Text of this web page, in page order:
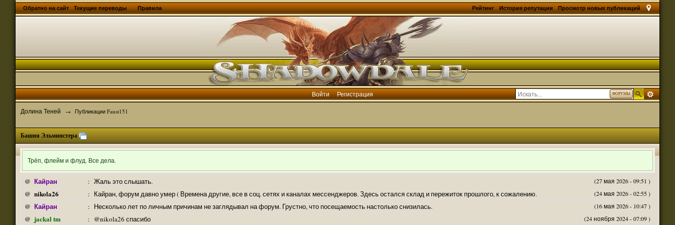
Просмотр новых публикаций
Обратно на сайт Текущие переводы История репутации
Рейтинг
Правила
ФОРУМЫ
Войти Регистрация
Долина Теней → Публикации Faust151
Башня Эльминстера
Трёп, флейм и флуд. Все дела.
@ Кайран : (27 мая 2026 - 09:51 )
Жаль это слышать.
@ nikola26 : (24 мая 2026 - 02:55 )
Кайран, форум давно умер ( Времена другие, все в соц. сетях и каналах мессенджеров. Здесь остался склад и пережиток прошлого, к сожалению.
@ Кайран : (16 мая 2026 - 10:47 )
Несколько лет по личным причинам не заглядывал на форум. Грустно, что посещаемость настолько снизилась.
@ jackal tm : (24 ноября 2024 - 07:09 )
@nikola26 спасибо